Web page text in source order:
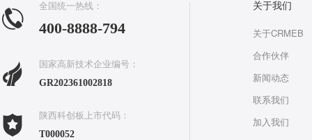
全国统一热线：
400-8888-794
国家高新技术企业编号：
GR202361002818
陕西科创板上市代码：
T000052
关于我们
关于CRMEB
合作伙伴
新闻动态
联系我们
加入我们